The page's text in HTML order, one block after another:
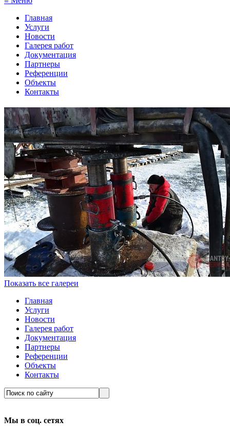
Главная
Услуги
Новости
Галерея работ
Документация
Партнеры
Референции
Объекты
Контакты
Показать все галереи
Главная
Услуги
Новости
Галерея работ
Документация
Партнеры
Референции
Объекты
Контакты
Мы в соц. сетях